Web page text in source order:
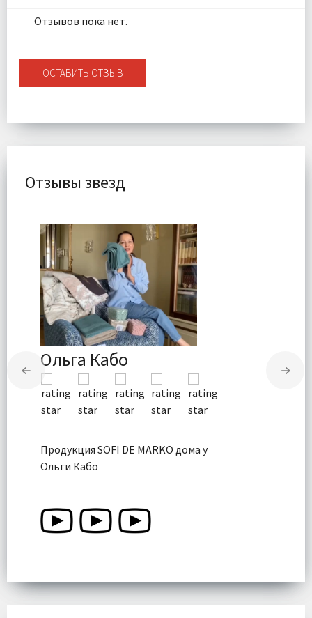
Отзывов пока нет.
ОСТАВИТЬ ОТЗЫВ
Отзывы звезд
Ольга Кабо
Продукция SOFI DE MARKO дома у
Ольги Кабо